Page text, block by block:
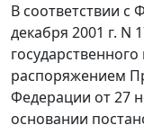
В соответствии с
декабря 2001 г. N
распоряжением
Федерации от 27
основании